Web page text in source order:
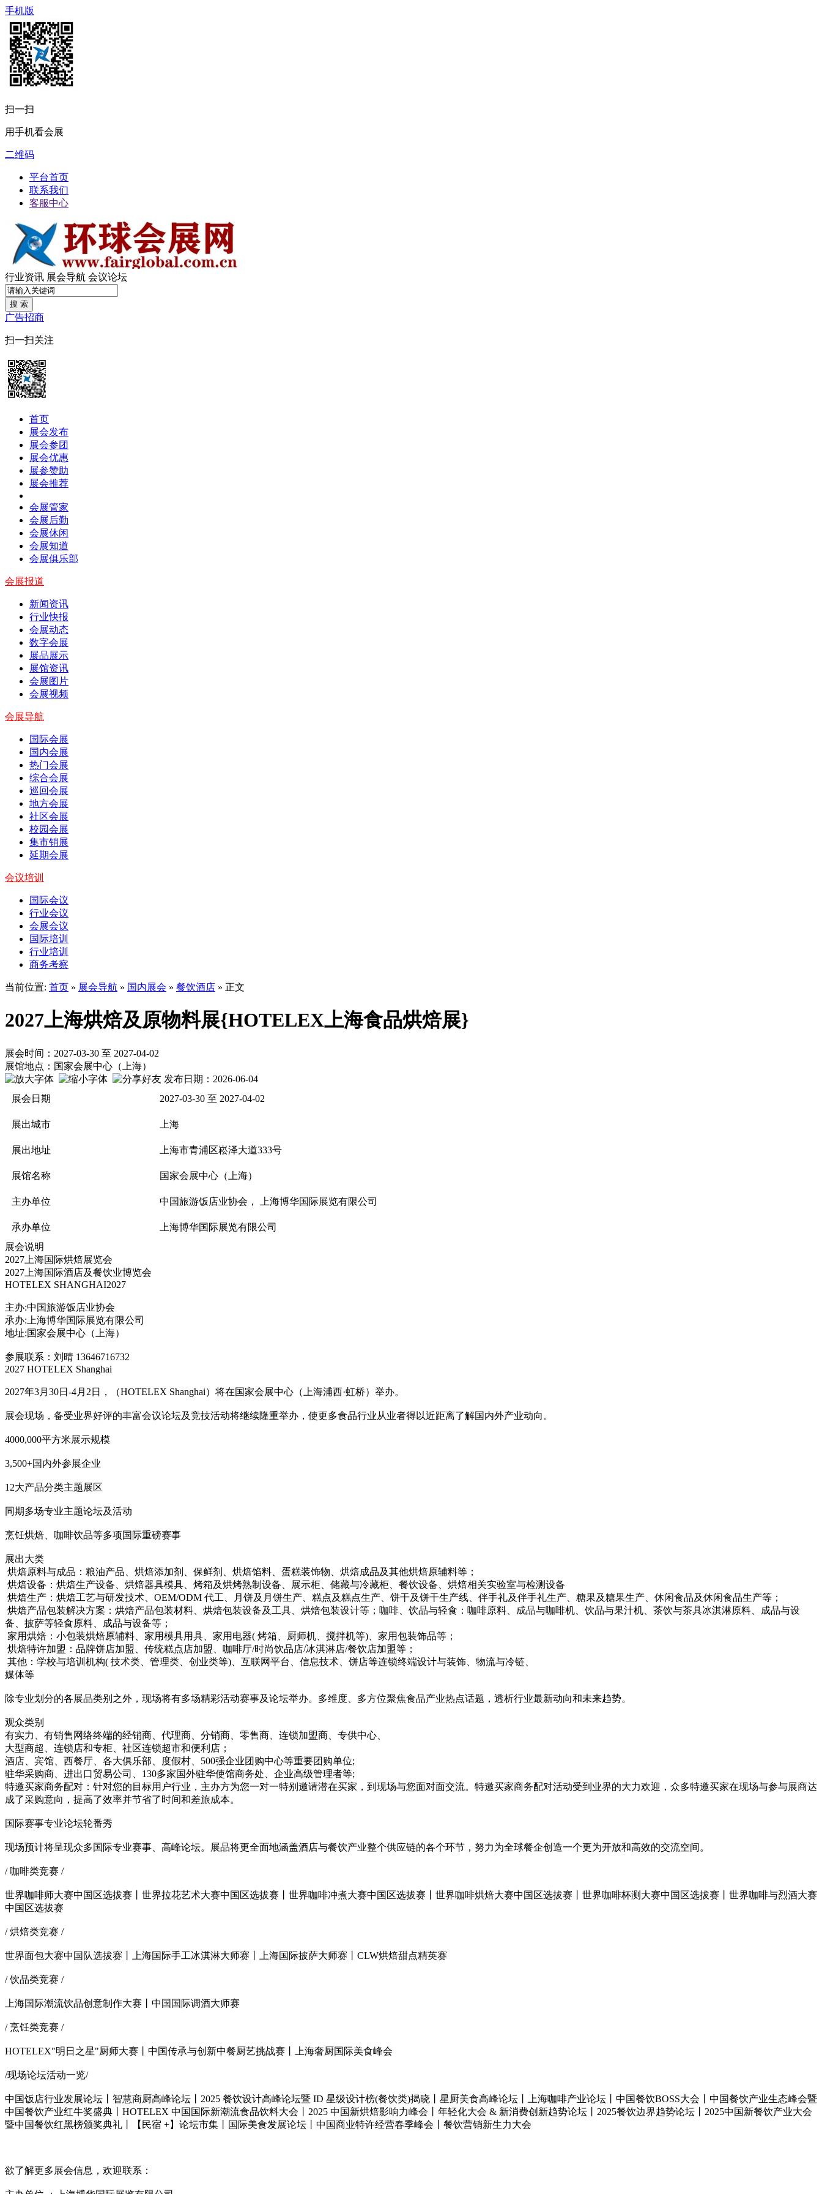
手机版
扫一扫
用手机看会展
二维码
平台首页
联系我们
客服中心
行业资讯 展会导航 会议论坛
搜 索
广告招商
扫一扫关注
首页
展会发布
展会参团
展会优惠
展参赞助
展会推荐
会展管家
会展后勤
会展休闲
会展知道
会展俱乐部
会展报道
新闻资讯
行业快报
会展动态
数字会展
展品展示
展馆资讯
会展图片
会展视频
会展导航
国际会展
国内会展
热门会展
综合会展
巡回会展
地方会展
社区会展
校园会展
集市销展
延期会展
会议培训
国际会议
行业会议
会展会议
国际培训
行业培训
商务考察
当前位置: 首页 » 展会导航 » 国内展会 » 餐饮酒店 » 正文
2027上海烘焙及原物料展{HOTELEX上海食品烘焙展}
展会时间：2027-03-30 至 2027-04-02
展馆地点：国家会展中心（上海）
发布日期：2026-06-04
展会日期
2027-03-30 至 2027-04-02
展出城市 上海
展出地址 上海市青浦区崧泽大道333号
展馆名称 国家会展中心（上海）
主办单位 中国旅游饭店业协会， 上海博华国际展览有限公司
承办单位
上海博华国际展览有限公司
展会说明
2027上海国际烘焙展览会
2027上海国际酒店及餐饮业博览会
HOTELEX SHANGHAI2027
主办:中国旅游饭店业协会
承办:上海博华国际展览有限公司
地址:国家会展中心（上海）
参展联系：刘晴 13646716732
2027 HOTELEX Shanghai
2027年3月30日-4月2日，（HOTELEX Shanghai）将在国家会展中心（上海浦西·虹桥）举办。
展会现场，备受业界好评的丰富会议论坛及竞技活动将继续隆重举办，使更多食品行业从业者得以近距离了解国内外产业动向。
4000,000平方米展示规模
3,500+国内外参展企业
12大产品分类主题展区
同期多场专业主题论坛及活动
烹饪烘焙、咖啡饮品等多项国际重磅赛事
展出大类
烘焙原料与成品：粮油产品、烘焙添加剂、保鲜剂、烘焙馅料、蛋糕装饰物、烘焙成品及其他烘焙原辅料等；
烘焙设备：烘焙生产设备、烘焙器具模具、烤箱及烘烤熟制设备、展示柜、储藏与冷藏柜、餐饮设备、烘焙相关实验室与检测设备
烘焙生产：烘焙工艺与研发技术、OEM/ODM 代工、月饼及月饼生产、糕点及糕点生产、饼干及饼干生产线、伴手礼及伴手礼生产、糖果及糖果生产、休闲食品及休闲食品生产等；
烘焙产品包装解决方案：烘焙产品包装材料、烘焙包装设备及工具、烘焙包装设计等；咖啡、饮品与轻食：咖啡原料、成品与咖啡机、饮品与果汁机、茶饮与茶具冰淇淋原料、成品与设
备、披萨等轻食原料、成品与设备等；
家用烘焙：小包装烘焙原辅料、家用模具用具、家用电器( 烤箱、厨师机、搅拌机等)、家用包装饰品等；
烘焙特许加盟：品牌饼店加盟、传统糕点店加盟、咖啡厅/时尚饮品店/冰淇淋店/餐饮店加盟等；
其他：学校与培训机构( 技术类、管理类、创业类等)、互联网平台、信息技术、饼店等连锁终端设计与装饰、物流与冷链、
媒体等
除专业划分的各展品类别之外，现场将有多场精彩活动赛事及论坛举办。多维度、多方位聚焦食品产业热点话题，透析行业最新动向和未来趋势。
观众类别
有实力、有销售网络终端的经销商、代理商、分销商、零售商、连锁加盟商、专供中心、
大型商超、连锁店和专柜、社区连锁超市和便利店；
酒店、宾馆、西餐厅、各大俱乐部、度假村、500强企业团购中心等重要团购单位;
驻华采购商、进出口贸易公司、130多家国外驻华使馆商务处、企业高级管理者等;
特邀买家商务配对：针对您的目标用户行业，主办方为您一对一特别邀请潜在买家，到现场与您面对面交流。特邀买家商务配对活动受到业界的大力欢迎，众多特邀买家在现场与参与展商达
成了采购意向，提高了效率并节省了时间和差旅成本。
国际赛事专业论坛轮番秀
现场预计将呈现众多国际专业赛事、高峰论坛。展品将更全面地涵盖酒店与餐饮产业整个供应链的各个环节，努力为全球餐企创造一个更为开放和高效的交流空间。
/ 咖啡类竞赛 /
世界咖啡师大赛中国区选拔赛丨世界拉花艺术大赛中国区选拔赛丨世界咖啡冲煮大赛中国区选拔赛丨世界咖啡烘焙大赛中国区选拔赛丨世界咖啡杯测大赛中国区选拔赛丨世界咖啡与烈酒大赛
中国区选拔赛
/ 烘焙类竞赛 /
世界面包大赛中国队选拔赛丨上海国际手工冰淇淋大师赛丨上海国际披萨大师赛丨CLW烘焙甜点精英赛
/ 饮品类竞赛 /
上海国际潮流饮品创意制作大赛丨中国国际调酒大师赛
/ 烹饪类竞赛 /
HOTELEX"明日之星"厨师大赛丨中国传承与创新中餐厨艺挑战赛丨上海奢厨国际美食峰会
/现场论坛活动一览/
中国饭店行业发展论坛丨智慧商厨高峰论坛丨2025 餐饮设计高峰论坛暨 ID 星级设计榜(餐饮类)揭晓丨星厨美食高峰论坛丨上海咖啡产业论坛丨中国餐饮BOSS大会丨中国餐饮产业生态峰会暨
中国餐饮产业红牛奖盛典丨HOTELEX 中国国际新潮流食品饮料大会丨2025 中国新烘焙影响力峰会丨年轻化大会 & 新消费创新趋势论坛丨2025餐饮边界趋势论坛丨2025中国新餐饮产业大会
暨中国餐饮红黑榜颁奖典礼丨【民宿 +】论坛市集丨国际美食发展论坛丨中国商业特许经营春季峰会丨餐饮营销新生力大会
欲了解更多展会信息，欢迎联系：